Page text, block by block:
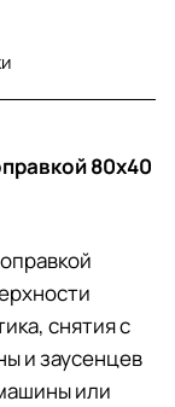
80х40
снятия с
и заусенцев
или